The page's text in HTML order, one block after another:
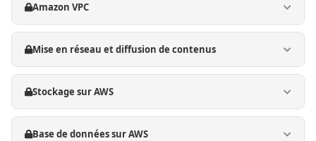
Amazon VPC
Mise en réseau et diffusion de contenus
Stockage sur AWS
Base de données sur AWS